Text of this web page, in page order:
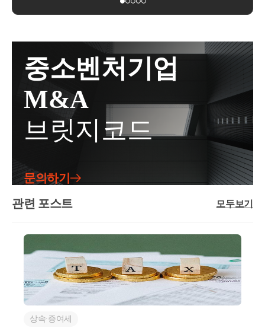
차계약을 체결하여 실제 1년 6개월 이상 임대한 경우,
해당 임대차계약은 「소득세법 시행령」 제155조의3
에 따른 직전 임대차계약으로 볼 수 있는 것입니다.사
실관계○ 2020.xx.xx. A주택 취득 계약 *매도인이 임차
인으로 A주택에 거주하는 조건으로 매매계약○2021.x
x.xx. A주택 취득하면서 임차인과 임대차계약 체결, 임
대개시- 1년 6개월 이상 임대한 후인 2022.xx.xx. A주택
임차인(매도인) 사망○ 2022.xx.xx. 임차인의 상속인에
게 임대보증금 반환○ 22.xx월 이후 임대차계약 체결 예
정2. 질의내용○ 주택을 취득하면서 주택의 전 소유자
를 임차인으로 하는 임대차계약을 체결하는 경우,- 당
해 임대차계약이 소득령§155의3에 따른 직전 임대차
의 매도자와 체결한 임대차계약이직전임대차계약에
해당하는지서면-2023-부동산-1332 [부동산납세과-240
1]등록일자 : 2023.11.03.생산일자 : 2023.10.13.요지주택
을 취득하면서 해당 주택의 매도자와 임대차계약 계약
을 체결하여 실제 1년 6개월 이상 임대한 경우 직전임
대차계약에 해당함회신귀 질의의 경우, 기존 해석사례
인 “서면-2022-법규재산-4083, 2022.11.02” 를 참고하시
고･납부하고 있음○멤버십에 가입한 구매회원들에 대
한 배달료 할인액은 신청법인이 전액 부담, 즉 구매회
원은 배달료를 제외한 음식 대금만을 지급하고-신청인
은 VD배달료 상당액을 신청법인이 판매회원으로부터
수취하는 ○○서비스 수수료에서 차감하는 방식으로 정
산2. 질의내용○신청인이 ○○수수료에서 차감·정산하
는 방식으로 멤버십 가입 회원에게 제공한 ‘VD배달료
할인액’이 부가세법상 매출에누리로 보아, 해당 수수
료의 공급가액에서 차감할 수 있는지 여부3. 관련법령
○부가가치세법§29 (과세표준) ①재화 또는 용역의 공
급에 대한 부가가치세의 과세표준은 해당 과세기간에
상관없이 재화 또는 용역을 공급받는 자로부터 받는
금전적 가치 있는 모든 것을 포함하되, 부가가치세는
포함하지 아니한다.6.외상거래, 할부거래, 대통령령으
로 정하는 마일리지 등으로 대금의 전부 또는 일부를
결제하는 거래 등 그 밖의 방법으로 재화 또는 용역을
대개시일국세(양도세 등)의 세제혜택을 받기 위한 국
이상인지 등을 확인해보아야 합니다.실제 사례로, 임
대사업자 등록 이후 실제 임대개시가 늦었음에도 불구
하고 지자체 주택임대사업자 8년 자동말소가 되자마
자 임대주택을 팔고, 당연하게도 양도세 신고시 장기
보유특별공제 50%를 적용해서 신고를 했다가 양도소
득세가 추징당한 사례도 종종 있습니다. 이럴 경우 미
납세금 뿐만 아니라, 가산세까지 부담합니다.이처럼
세제혜택을 받지도 못하고, 가산세까지 부과가 될 수
있기때문에 이를 잘 알아두셨다가 적용하시면 될 것입
니다. 현재 상황이 복잡하거나 애매하시면 반드시 세
무사와 상담 후 의사결정을 하시는 것이 좋습니다.도
시면 됩니다!★주요 경력- 121,000건 이상의 세금 상담
및 용역- 600건 이상의 경정청구를 통한 약 25억 이상
세금 환급- 세무사 플랫폼 '택슬리' 상담 및 후기 1위 (약
4,000건 이상 상담)- 전문가 플랫폼 '아하커넥츠' 상담
및 후기 1위 (약 500건 이상 상담)- 지식공유플랫폼 '아
중소벤처기업
M&A
브릿지코드
문의하기
관련 포스트
모두보기
상속∙증여세